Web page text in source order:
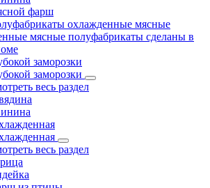
фарш
охлажденные мясные
мясные полуфабрикаты сделаны в
заморозки
заморозки
весь раздел
весь раздел